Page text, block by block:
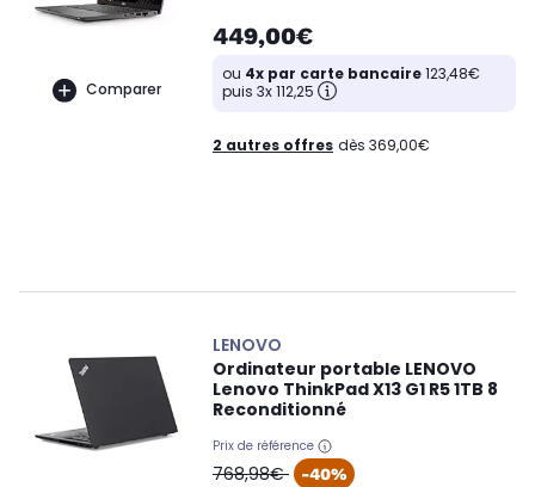
Comparer
449,00€
ou 4x par carte bancaire123,48€
puis 3x 112,25
2 autres offres dès 369,00€
LENOVO
Ordinateur portable LENOVO
Lenovo ThinkPad X13 G1 R5 1TB 8
Reconditionné
Prix de référence
oldPrice
768,98€ -40%